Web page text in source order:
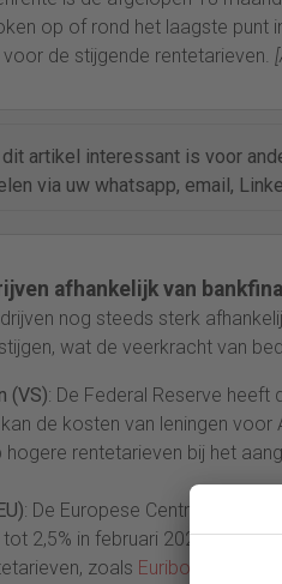
op of rond het laagste punt
de stijgende rentetarieven.
artikel interessant is voor
via uw whatsapp, email,
afhankelijk van
nog steeds sterk
wat de veerkracht van
(VS): De Federal Reserve
de kosten van leningen
rentetarieven bij het
: De Europese Centrale Bank
tot 2,5% in februari 2023, zo
zoals Euribor
en